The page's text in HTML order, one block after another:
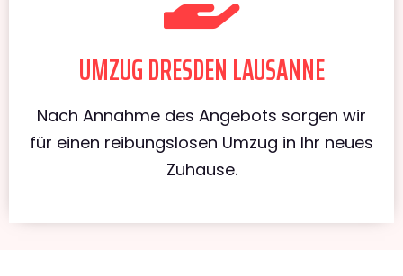
UMZUG DRESDEN LAUSANNE
Nach Annahme des Angebots sorgen wir
für einen reibungslosen Umzug in Ihr neues
Zuhause.